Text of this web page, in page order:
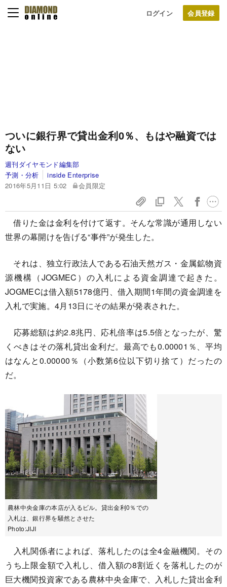
ログイン
ついに銀行界で貸出金利0％、もはや融資では
ない
週刊ダイヤモンド編集部
予測・分析
inside Enterprise
2016年5月11日 5:02
会員限定
借りた金は金利を付けて返す。そんな常識が通用しない
世界の幕開けを告げる“事件”が発生した。
それは、独立行政法人である石油天然ガス・金属鉱物資
源機構（JOGMEC）の入札による資金調達で起きた。
JOGMECは借入額5178億円、借入期間1年間の資金調達を
入札で実施。4月13日にその結果が発表された。
応募総額は約2.8兆円、応札倍率は5.5倍となったが、驚
くべきはその落札貸出金利だ。最高でも0.00001％、平均
はなんと0.00000％（小数第6位以下切り捨て）だったの
だ。
農林中央金庫の本店が入るビル。貸出金利0％での
入札は、銀行界を騒然とさせた
Photo:JIJI
入札関係者によれば、落札したのは全4金融機関。その
うち上限金額で入札し、借入額の8割近くを落札したのが
巨大機関投資家である農林中央金庫で、入札した貸出金利